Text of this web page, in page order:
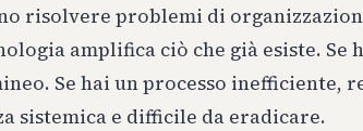
risolvere problemi di
amplifica ciò che già esiste. Se
Se hai un processo inefficiente,
sistemica e difficile da eradicare.